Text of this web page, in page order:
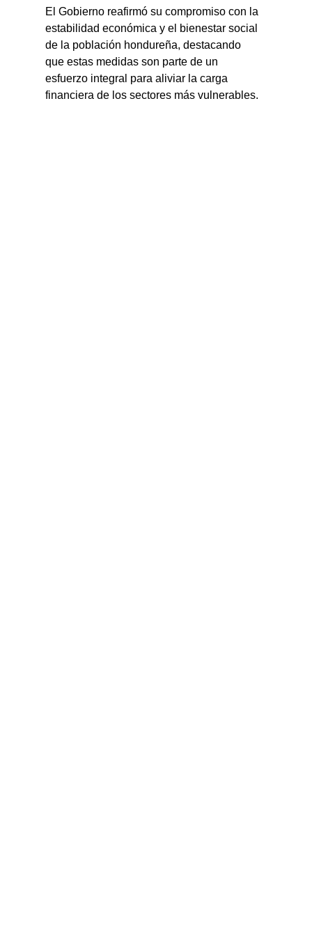
El Gobierno reafirmó su compromiso con la
estabilidad económica y el bienestar social
de la población hondureña, destacando
que estas medidas son parte de un
esfuerzo integral para aliviar la carga
financiera de los sectores más vulnerables.